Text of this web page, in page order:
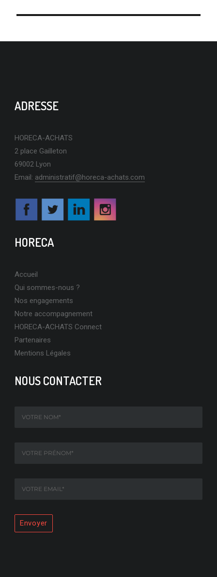
ADRESSE
HORECA-ACHATS
2 place Gailleton
69002 Lyon
Email: administratif@horeca-achats.com
HORECA
Accueil
Qui sommes-nous ?
Nos engagements
Notre accompagnement
HORECA-ACHATS Connect
Partenaires
Mentions Légales
NOUS CONTACTER